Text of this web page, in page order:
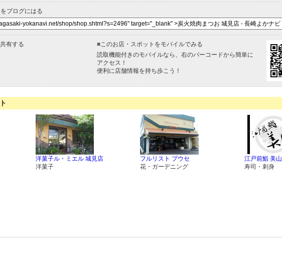
ブログにはる
有する ■このお店・スポットをモバイルでみる
読取機能付きのモバイルなら、右のバーコードから簡単に
アクセス！
便利に店舗情報を持ち歩こう！
洋菓子ル・ミエル 城見店
洋菓子
フルリスト プウセ
花・ガーデニング
江戸前鮨 美山
寿司・刺身